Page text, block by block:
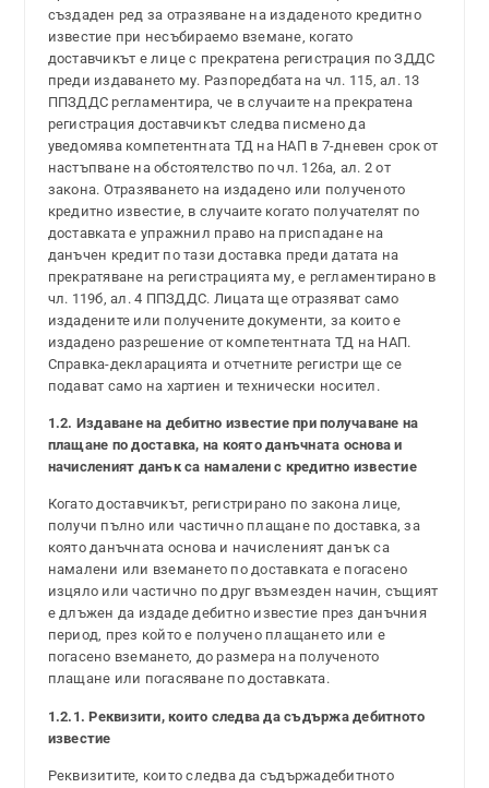
създаден ред за отразяване на издаденото кредитно
известие при несъбираемо вземане, когато
доставчикът е лице с прекратена регистрация по ЗДДС
преди издаването му. Разпоредбата на чл. 115, ал. 13
ППЗДДС регламентира, че в случаите на прекратена
регистрация доставчикът следва писмено да
уведомява компетентната ТД на НАП в 7-дневен срок от
настъпване на обстоятелство по чл. 126а, ал. 2 от
закона. Отразяването на издадено или полученото
кредитно известие, в случаите когато получателят по
доставката е упражнил право на приспадане на
данъчен кредит по тази доставка преди датата на
прекратяване на регистрацията му, е регламентирано в
чл. 119б, ал. 4 ППЗДДС. Лицата ще отразяват само
издадените или получените документи, за които е
издадено разрешение от компетентната ТД на НАП.
Справка-декларацията и отчетните регистри ще се
подават само на хартиен и технически носител.
1.2. Издаване на дебитно известие при получаване на
плащане по доставка, на която данъчната основа и
начисленият данък са намалени с кредитно известие
Когато доставчикът, регистрирано по закона лице,
получи пълно или частично плащане по доставка, за
която данъчната основа и начисленият данък са
намалени или вземането по доставката е погасено
изцяло или частично по друг възмезден начин, същият
е длъжен да издаде дебитно известие през данъчния
период, през който е получено плащането или е
погасено вземането, до размера на полученото
плащане или погасяване по доставката.
1.2.1. Реквизити, които следва да съдържа дебитното
известие
Реквизитите, които следва да съдържадебитното